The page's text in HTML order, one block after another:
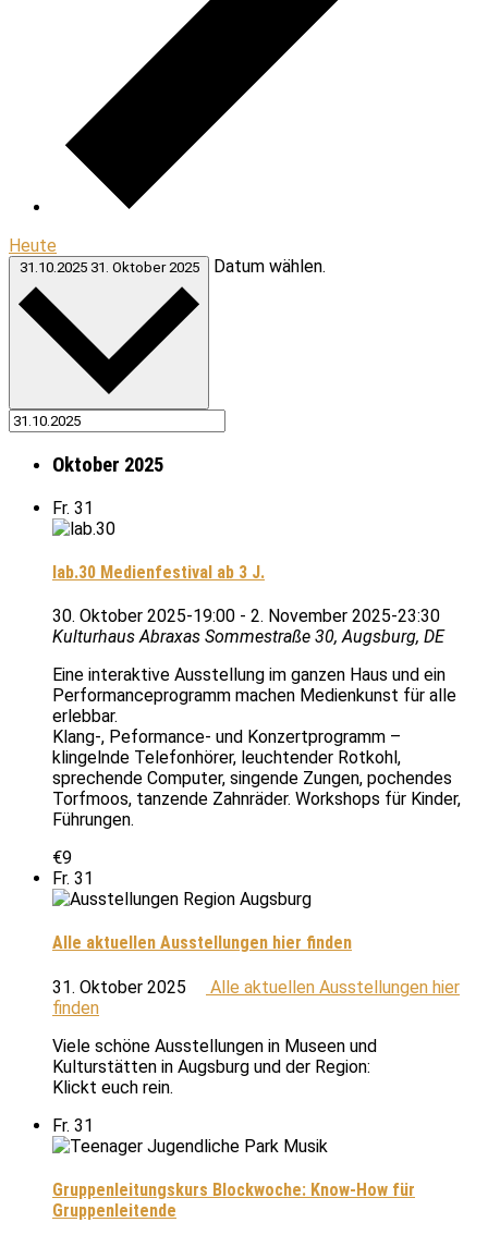
Heute
31.10.2025 31. Oktober 2025 Datum wählen.
Oktober 2025
Fr. 31
lab.30 Medienfestival ab 3 J.
30. Oktober 2025-19:00 - 2. November 2025-23:30
Kulturhaus Abraxas Sommestraße 30, Augsburg, DE
Eine interaktive Ausstellung im ganzen Haus und ein
Performanceprogramm machen Medienkunst für alle
erlebbar.
Klang-, Peformance- und Konzertprogramm –
klingelnde Telefonhörer, leuchtender Rotkohl,
sprechende Computer, singende Zungen, pochendes
Torfmoos, tanzende Zahnräder. Workshops für Kinder,
Führungen.
€9
Fr. 31
Alle aktuellen Ausstellungen hier finden
31. Oktober 2025
Alle aktuellen Ausstellungen hier
finden
Viele schöne Ausstellungen in Museen und
Kulturstätten in Augsburg und der Region:
Klickt euch rein.
Fr. 31
Gruppenleitungskurs Blockwoche: Know-How für
Gruppenleitende